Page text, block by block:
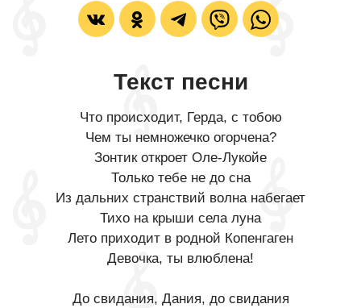
Текст песни
Что происходит, Герда, с тобою
Чем ты немножечко огорчена?
Зонтик откроет Оле-Лукойе
Только тебе не до сна
Из дальних странствий волна набегает
Тихо на крыши села луна
Лето приходит в родной Копенгаген
Девочка, ты влюблена!
До свидания, Дания, до свидания